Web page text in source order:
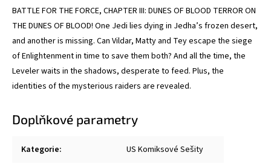
BATTLE FOR THE FORCE, CHAPTER III: DUNES OF BLOOD TERROR ON
THE DUNES OF BLOOD! One Jedi lies dying in Jedha’s frozen desert,
and another is missing. Can Vildar, Matty and Tey escape the siege
of Enlightenment in time to save them both? And all the time, the
Leveler waits in the shadows, desperate to feed. Plus, the
identities of the mysterious raiders are revealed.
Doplňkové parametry
Kategorie: US Komiksové Sešity